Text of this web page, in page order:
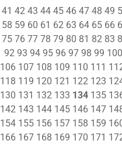
41 42 43 44 45 46 47 48 49
58 59 60 61 62 63 64 65 66
75 76 77 78 79 80 81 82 83
92 93 94 95 96 97 98 99 100
106 107 108 109 110 111
118 119 120 121 122 123
130 131 132 133 134 135
142 143 144 145 146 147
154 155 156 157 158 159
166 167 168 169 170 171